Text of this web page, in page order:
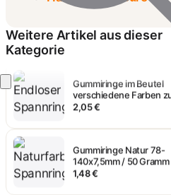
Weitere Artikel aus dieser
Kategorie
Gummiringe
verschiedene Farben 50
Gramm Beutel
1,34 €
verschiedene Farben zu
100 Gramm
2,05 €
140x7,5mm / 50 Gramm
1,48 €